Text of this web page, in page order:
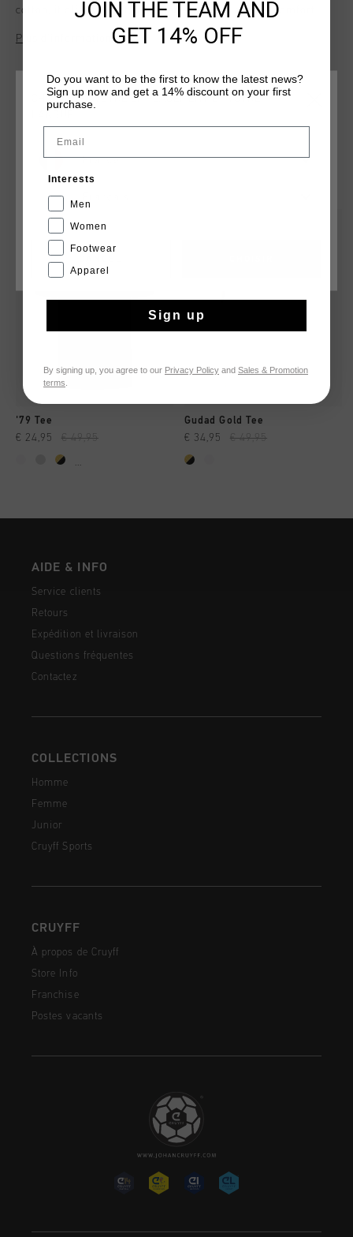
cotton, it offers a soft, breathable feel for all-day comfort.
The minimalist design is elevated by a subtle yet striking
print artwork on the left chest, making it a versatile choice
Plus d’information
TU POURRAIS AIMER
'79 Tee
€ 24,95 € 49,95
...
Gudad Gold Tee
€ 34,95 € 49,95
AIDE & INFO
Service clients
Retours
Expédition et livraison
Questions fréquentes
Contactez
COLLECTIONS
Homme
Femme
Junior
Cruyff Sports
CRUYFF
À propos de Cruyff
Store Info
Franchise
Postes vacants
CHOISISSEZ VOTRE EMPLACEMENT ET VOTRE
France
JOIN THE TEAM AND
GET 14% OFF
Do you want to be the first to know the latest news?
Sign up now and get a 14% discount on your first
purchase.
Interests
Men
Women
Footwear
Apparel
Sign up
By signing up, you agree to our Privacy Policy and Sales & Promotion
terms